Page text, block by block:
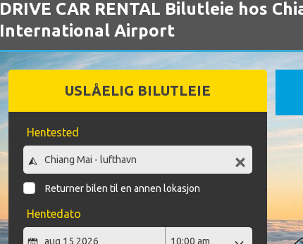
DRIVE CAR RENTAL Bilutleie hos
International Airport
USLÅELIG BILUTLEIE
Hentested
Returner bilen til en annen lokasjon
Hentedato